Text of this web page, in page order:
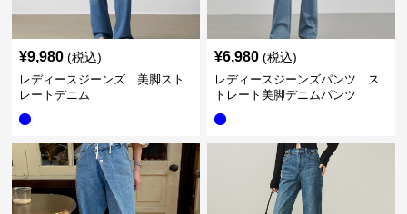
¥9,980 (税込)
レディースジーンズ 美脚スト
レートデニム
¥6,980 (税込)
レディースジーンズパンツ ス
トレート美脚デニムパンツ